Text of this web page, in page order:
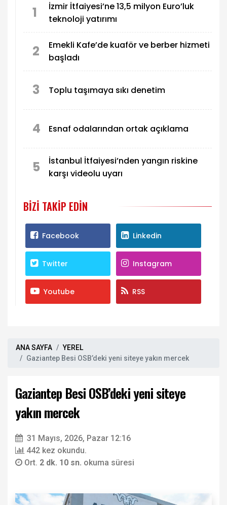
fazla yerel yönetimin yer aldığı uluslararası iklim
ve enerji ağına dahil oldu.
1
İzmir İtfaiyesi’ne 13,5 milyon Euro’luk
teknoloji yatırımı
2
Emekli Kafe’de kuaför ve berber hizmeti
başladı
3 Toplu taşımaya sıkı denetim
4 Esnaf odalarından ortak açıklama
5
İstanbul İtfaiyesi’nden yangın riskine
karşı videolu uyarı
BIZI TAKIP EDIN
Facebook Linkedin
Twitter Instagram
Youtube RSS
ANA SAYFA
YEREL
Gaziantep Besi OSB’deki yeni siteye yakın mercek
Gaziantep Besi OSB’deki yeni siteye
yakın mercek
31 Mayıs, 2026, Pazar 12:16
442 kez okundu.
Ort. 2 dk. 10 sn. okuma süresi